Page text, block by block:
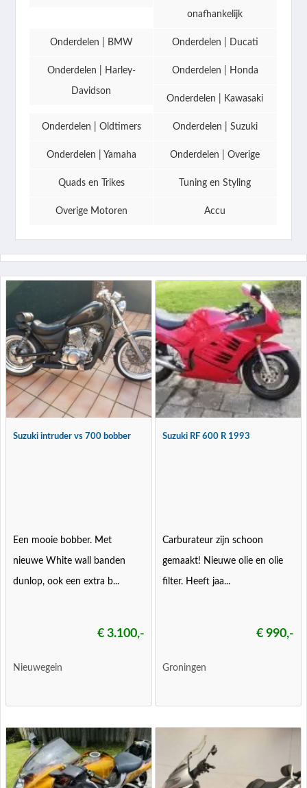
onafhankelijk
Onderdelen | BMW Onderdelen | Ducati
Onderdelen | Harley-
Davidson
Onderdelen | Honda
Onderdelen | Kawasaki
Onderdelen | Oldtimers Onderdelen | Suzuki
Onderdelen | Yamaha Onderdelen | Overige
Quads en Trikes Tuning en Styling
Overige Motoren Accu
Suzuki intruder vs 700 bobber
Een mooie bobber. Met
nieuwe White wall banden
dunlop, ook een extra b...
€ 3.100,-
Nieuwegein
Suzuki RF 600 R 1993
Carburateur zijn schoon
gemaakt! Nieuwe olie en olie
filter. Heeft jaa...
€ 990,-
Groningen